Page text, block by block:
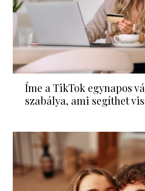
Íme a TikTok egynapos
szabálya, ami segíthet